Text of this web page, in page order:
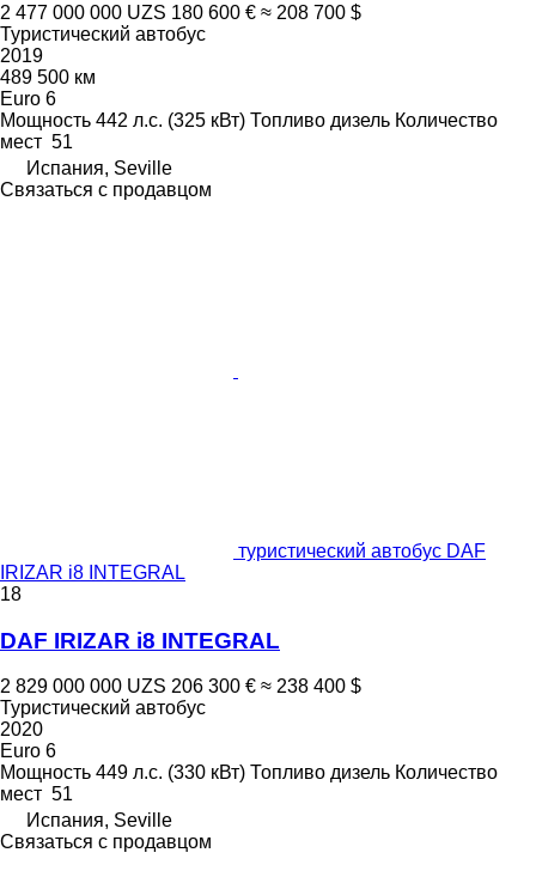
2 477 000 000 UZS 180 600 € ≈ 208 700 $
Туристический автобус
2019
489 500 км
Euro 6
Мощность 442 л.с. (325 кВт) Топливо дизель Количество
мест 51
Испания, Seville
Связаться с продавцом
туристический автобус DAF
IRIZAR i8 INTEGRAL
18
DAF IRIZAR i8 INTEGRAL
2 829 000 000 UZS 206 300 € ≈ 238 400 $
Туристический автобус
2020
Euro 6
Мощность 449 л.с. (330 кВт) Топливо дизель Количество
мест 51
Испания, Seville
Связаться с продавцом